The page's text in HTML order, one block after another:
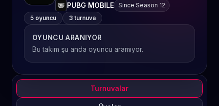
PUBG MOBILE Since Season 12
5 oyuncu
3 turnuva
OYUNCU ARANIYOR
Bu takım şu anda oyuncu aramıyor.
Turnuvalar